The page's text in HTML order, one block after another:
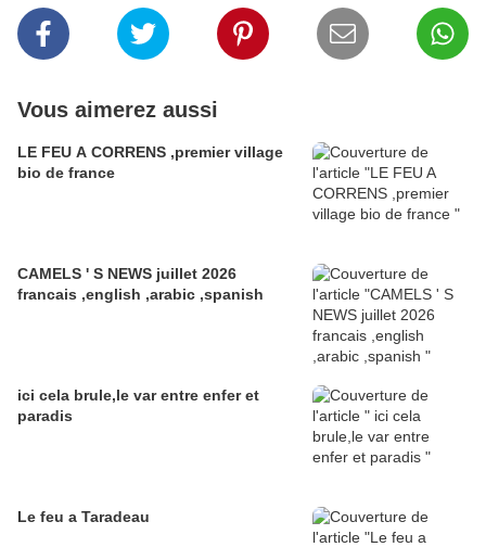
Vous aimerez aussi
LE FEU A CORRENS ,premier village
bio de france
CAMELS ' S NEWS juillet 2026
francais ,english ,arabic ,spanish
ici cela brule,le var entre enfer et
paradis
Le feu a Taradeau